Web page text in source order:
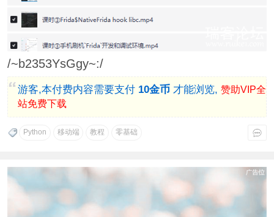
/~b2353YsGgy~:/
游客,本付费内容需要支付 10金币 才能浏览, 赞助VIP全
站免费下载
Python 移动端 教程 零基础